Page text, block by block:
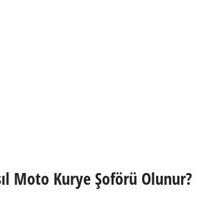
Moto Kurye Şoförü Olunur?